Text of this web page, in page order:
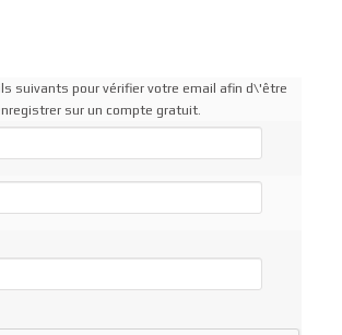
suivants pour vérifier votre email afin d\'être
sur un compte gratuit.